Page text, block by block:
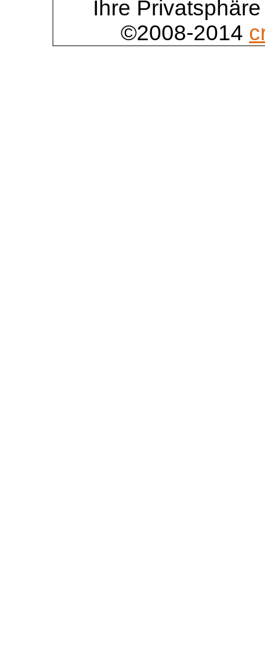
Ihre
©2008-2014